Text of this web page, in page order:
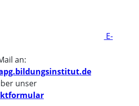
E-
an:
unser